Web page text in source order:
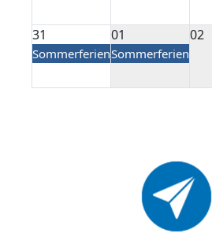
31
Sommerferien
01
Sommerferien
02